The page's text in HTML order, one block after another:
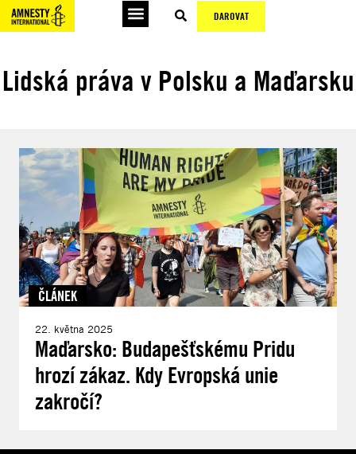
DAROVAT
Lidská práva v Polsku a Maďarsku
ČLÁNEK
22. května 2025
Maďarsko: Budapešťskému Pridu
hrozí zákaz. Kdy Evropská unie
zakročí?